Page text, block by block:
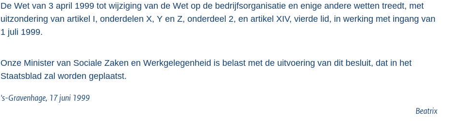
K
b
De Wet van 3 april 1999 tot wijziging van de Wet op de bedrijfsorganisatie en enige andere wetten treedt, met
uitzondering van artikel I, onderdelen X, Y en Z, onderdeel 2, en artikel XIV, vierde lid, in werking met ingang van
1 juli 1999.
Onze Minister van Sociale Zaken en Werkgelegenheid is belast met de uitvoering van dit besluit, dat in het
Staatsblad zal worden geplaatst.
's-Gravenhage, 17 juni 1999
Beatrix